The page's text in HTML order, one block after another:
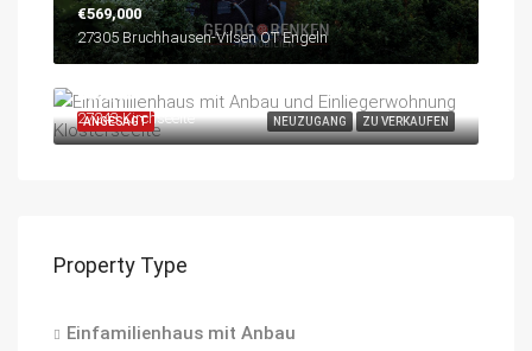
€569,000
27305 Bruchhausen-Vilsen OT Engeln
NEUZUGANG ZU VERKAUFEN
ANGESAGT
€985,000
27243 Kirchseelte
Property Type
Einfamilienhaus mit Anbau